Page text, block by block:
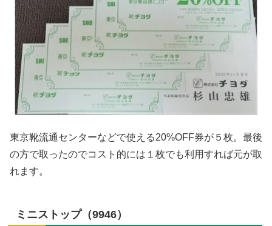
東京靴流通センターなどで使える20%OFF券が５枚。最後
の方で取ったのでコスト的には１枚でも利用すれば元が取
れます。
ミニストップ（9946）